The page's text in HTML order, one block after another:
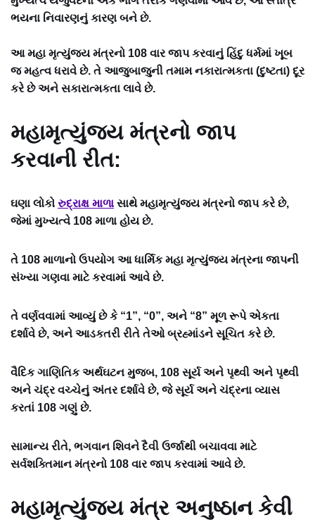
ભયના નિવારણનું કારણ બને છે.
આ મહા મૃત્યુંજય મંત્રનો 108 વાર જાપ કરવાનું હિંદુ ધર્મમાં ખૂબ
જ મહત્વ ધરાવે છે. તે આજુબાજુની તમામ નકારાત્મકતા (દુષ્ટતા) દૂર
કરે છે અને સકારાત્મકતા લાવે છે.
મહામૃત્યુંજય મંત્રનો જાપ
કરવાની રીત:
ઘણા લોકો રુદ્રાક્ષ માળા સાથે મહામૃત્યુંજય મંત્રનો જાપ કરે છે,
જેમાં મુખ્યત્વે 108 માળા હોય છે.
તે 108 માળાનો ઉપયોગ આ ધાર્મિક મહા મૃત્યુંજય મંત્રના જાપની
સંખ્યા ગણવા માટે કરવામાં આવે છે.
તે વર્ણવવામાં આવ્યું છે કે “1”, “0”, અને “8” મૂળ રૂપે એકતા
દર્શાવે છે, અને આડકતરી રીતે તેઓ બ્રહ્માંડને સૂચિત કરે છે.
વૈદિક ગાણિતિક અર્થઘટન મુજબ, 108 સૂર્ય અને પૃથ્વી અને પૃથ્વી
અને ચંદ્ર વચ્ચેનું અંતર દર્શાવે છે, જે સૂર્ય અને ચંદ્રના વ્યાસ
કરતાં 108 ગણું છે.
સામાન્ય રીતે, ભગવાન શિવને દૈવી ઉર્જાથી બચાવવા માટે
સર્વશક્તિમાન મંત્રનો 108 વાર જાપ કરવામાં આવે છે.
મહામૃત્યુંજય મંત્ર અનુષ્ઠાન કેવી